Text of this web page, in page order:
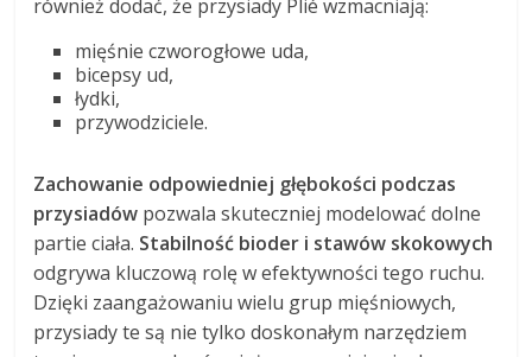
również dodać, że przysiady Plié wzmacniają:
mięśnie czworogłowe uda,
bicepsy ud,
łydki,
przywodziciele.
Zachowanie odpowiedniej głębokości podczas
przysiadów pozwala skuteczniej modelować dolne
partie ciała. Stabilność bioder i stawów skokowych
odgrywa kluczową rolę w efektywności tego ruchu.
Dzięki zaangażowaniu wielu grup mięśniowych,
przysiady te są nie tylko doskonałym narzędziem